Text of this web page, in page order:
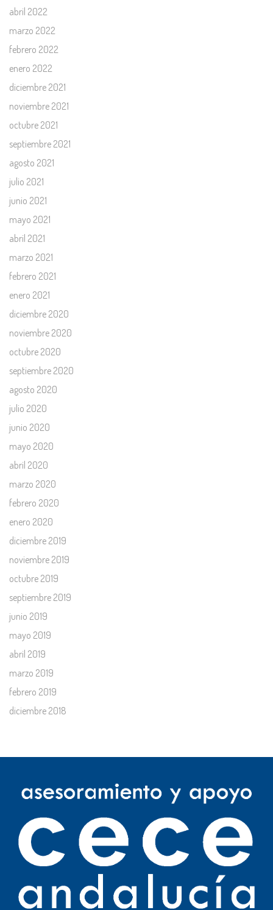
abril 2022
marzo 2022
febrero 2022
enero 2022
diciembre 2021
noviembre 2021
octubre 2021
septiembre 2021
agosto 2021
julio 2021
junio 2021
mayo 2021
abril 2021
marzo 2021
febrero 2021
enero 2021
diciembre 2020
noviembre 2020
octubre 2020
septiembre 2020
agosto 2020
julio 2020
junio 2020
mayo 2020
abril 2020
marzo 2020
febrero 2020
enero 2020
diciembre 2019
noviembre 2019
octubre 2019
septiembre 2019
junio 2019
mayo 2019
abril 2019
marzo 2019
febrero 2019
diciembre 2018